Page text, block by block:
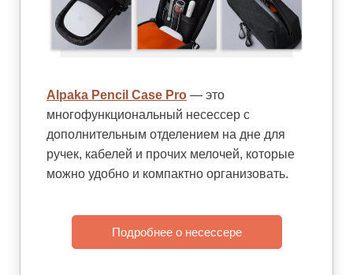
Alpaka Pencil Case Pro — это
многофункциональный несессер с
дополнительным отделением на дне для
ручек, кабелей и прочих мелочей, которые
можно удобно и компактно организовать.
Подробнее о несессере